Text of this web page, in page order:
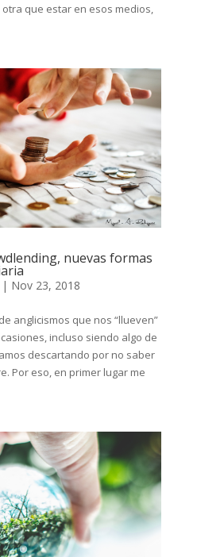
que estar en esos medios,
nuevas formas
Nov 23, 2018
anglicismos que nos “llueven”
incluso siendo algo de
descartando por no saber
Por eso, en primer lugar me